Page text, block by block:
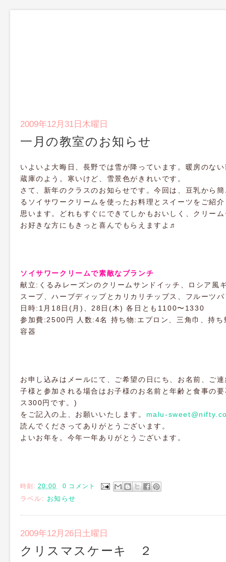
2009年12月31日木曜日
一月の教室のお知らせ
いよいよ大晦日、長野では雪が降っています。暖房のな
蔵庫のよう。寒いけど、雪景色がきれいです。
さて、新年のクラスのお知らせです。今回は、豆乳から
るソイサワークリームを使ったお料理とスイーツをご紹
思います。どれもすぐにできてしかもおいしく、クリー
お好きな方にもきっと喜んでもらえますよ♬
ソイサワークリームで素敵なブランチ
献立:くるみレーズンのクリームサンドイッチ、ロシア風
スープ、ハーブディップとカリカリチップス、フルーツ
日時:1月18日(月)、28日(木) 各日とも1100〜1330
参加費:2500円 人数:4名 持ち物:エプロン、三角巾、持ち
容器
お申し込みはメールにて、ご希望の日にち、お名前、ご
子様と参加される場合はお子様のお名前と年齢と食事の
ス300円です。)
をご記入の上、お願いいたします。 malu-
読んでくださってありがとうございます。
よいお年を。今年一年ありがとうございます。
時刻: 20:00 0 コメント
ラベル: お知らせ
2009年12月26日土曜日
クリスマスケーキ ２